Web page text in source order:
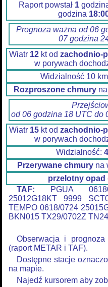
Raport powstał 1
godzina
Prognoza ważna od 06
07 godzina
Wiatr 12kt od zachodnio-
w porywach
Widzialność 10
Rozproszone chmury
od 06 godzina 18 UTC do
Wiatr 15kt od zachodnio-
w porywach
Widzialność:
Przerywane chmuryna
przelotny opad
TAF: PGUA
25012G18KT 9999
TEMPO 0618/0724
BKN015 TX29/0702Z
Obserwacja i
(raport METAR i TAF).
Dostępne stacje
na mapie.
Najedź kursorem aby